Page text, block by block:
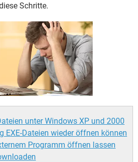
Schritte.
unter Windows XP und 2000
EXE-Dateien wieder öffnen können
Programm öffnen lassen